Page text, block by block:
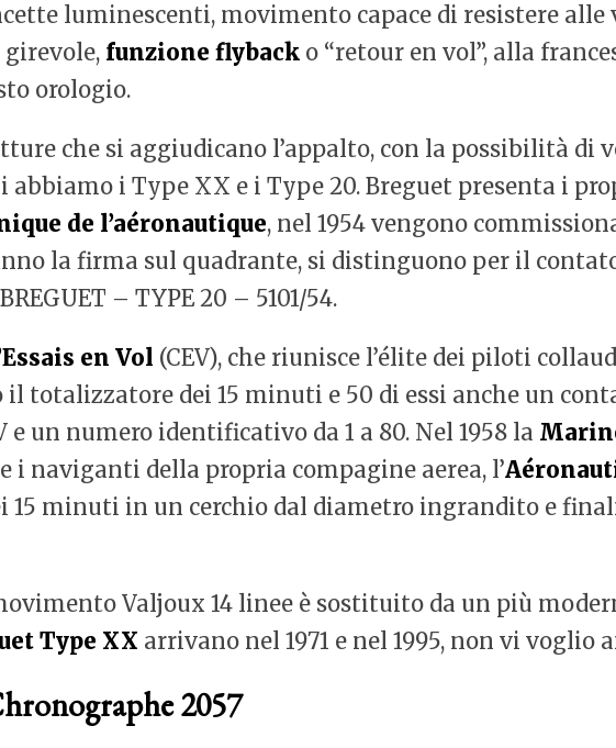
luminescenti, movimento capace di resistere
funzione flyback o “retour en vol”, alla
orologio.
che si aggiudicano l’appalto, con la possibilità di
i Type XX e i Type 20. Breguet presenta i
de l’aéronautique, nel 1954 vengono
la firma sul quadrante, si distinguono per il
– TYPE 20 – 5101/54.
en Vol (CEV), che riunisce l’élite dei piloti
il totalizzatore dei 15 minuti e 50 di essi anche un
e un numero identificativo da 1 a 80. Nel 1958 la
i naviganti della propria compagine aerea, l’
15 minuti in un cerchio dal diametro ingrandito e
Valjoux 14 linee è sostituito da un più
Type XX arrivano nel 1971 e nel 1995, non vi
2057